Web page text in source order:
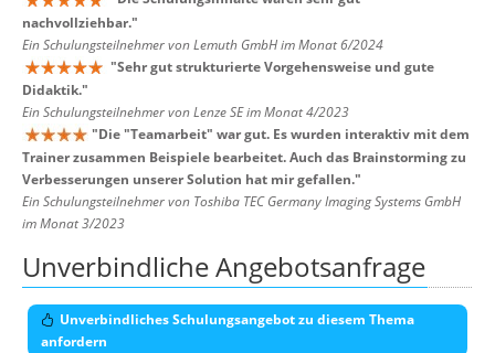
nachvollziehbar."
Ein Schulungsteilnehmer von Lemuth GmbH im Monat 6/2024
"Sehr gut strukturierte Vorgehensweise und gute
Didaktik."
Ein Schulungsteilnehmer von Lenze SE im Monat 4/2023
"Die "Teamarbeit" war gut. Es wurden interaktiv mit dem
Trainer zusammen Beispiele bearbeitet. Auch das Brainstorming zu
Verbesserungen unserer Solution hat mir gefallen."
Ein Schulungsteilnehmer von Toshiba TEC Germany Imaging Systems GmbH
im Monat 3/2023
Unverbindliche Angebotsanfrage
Unverbindliches Schulungsangebot zu diesem Thema
anfordern